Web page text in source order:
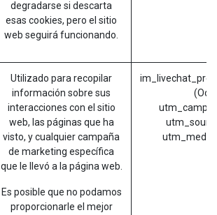
degradarse si descarta
esas cookies, pero el sitio
web seguirá funcionando.
Utilizado para recopilar
información sobre sus
interacciones con el sitio
web, las páginas que ha
visto, y cualquier campaña
de marketing específica
que le llevó a la página web.
Es posible que no podamos
proporcionarle el mejor